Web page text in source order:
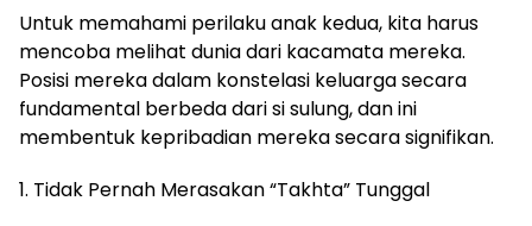
Untuk memahami perilaku anak kedua, kita harus
mencoba melihat dunia dari kacamata mereka.
Posisi mereka dalam konstelasi keluarga secara
fundamental berbeda dari si sulung, dan ini
membentuk kepribadian mereka secara signifikan.
1. Tidak Pernah Merasakan “Takhta” Tunggal